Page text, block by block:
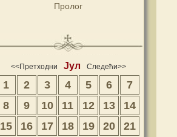
Пролог
<<Претходни Јул Следећи>>
1 2 3 4 5 6
7
8
9 10 11 12 13
14
15
16 17 18 19 20
21